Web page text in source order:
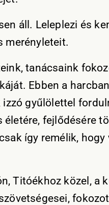
áll. Leleplezi és
merényleteit.
tanácsaink
Ebben a
izzó gyűlölettel
életére, fejlődésére
így remélik,
Titóékhoz közel, a